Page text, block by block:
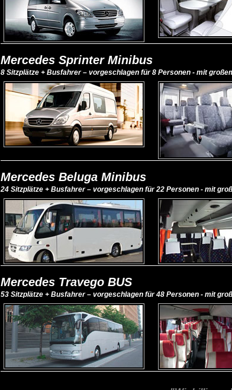
Mercedes Sprinter Minibus
8 Sitzplätze + Busfahrer – vorgeschlagen für 8 Personen - mit
Mercedes Beluga Minibus
24 Sitzplätze + Busfahrer – vorgeschlagen für 22 Personen - mit
Mercedes Travego BUS
53 Sitzplätze + Busfahrer – vorgeschlagen für 48 Personen - mit